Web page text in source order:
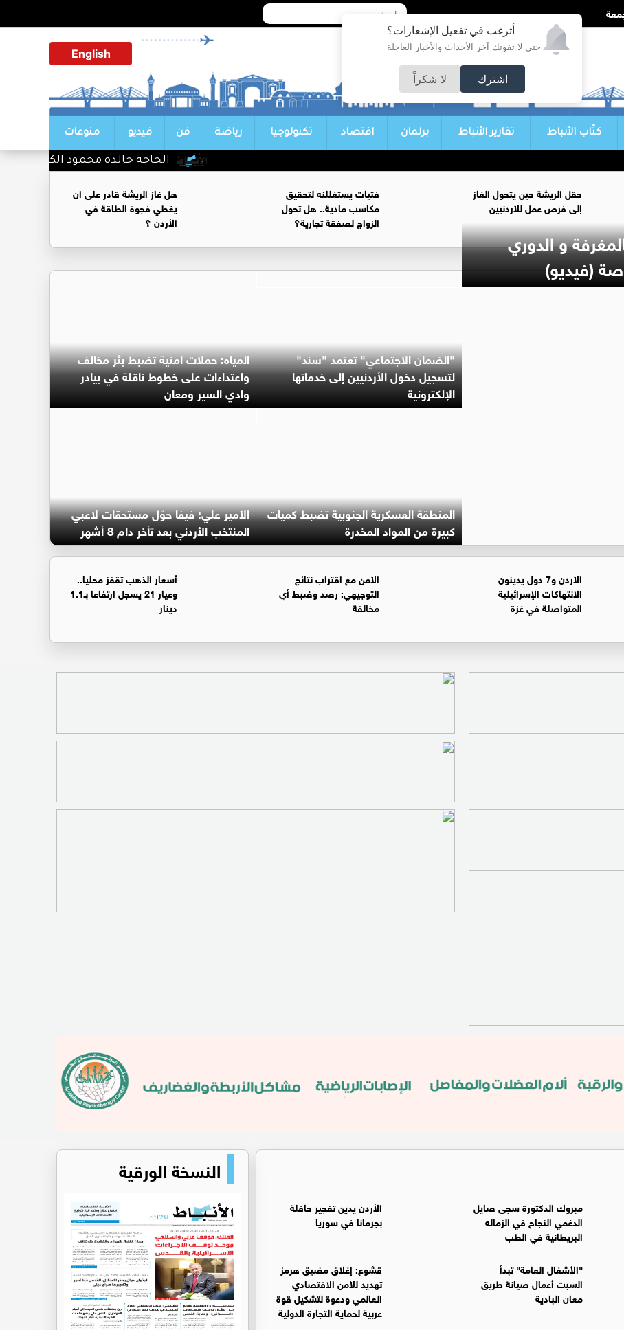
أترغب في تفعيل الإشعارات؟
حتى لا تفوتك آخر الأحداث والأخبار العاجلة
اشترك لا شكراً
English
كتّاب الأنباط تقارير الأنباط برلمان اقتصاد تكنولوجيا رياضة فن فيديو منوعات
الحاجة خالدة محمود الكرمي في ذمة الله
حقل الريشة حين يتحول الغاز
إلى فرص عمل للأردنيين
فتيات يستغللنه لتحقيق
مكاسب مادية.. هل تحول
الزواج لصفقة تجارية؟
هل غاز الريشة قادر على ان
يغطي فجوة الطاقة في
الأردن ؟
و الدوري
"الضمان الاجتماعي" تعتمد "سند"
لتسجيل دخول الأردنيين إلى خدماتها
الإلكترونية
المياه: حملات امنية تضبط بئر مخالف
واعتداءات على خطوط ناقلة في بيادر
وادي السير ومعان
المنطقة العسكرية الجنوبية تضبط كميات
كبيرة من المواد المخدرة
الأمير علي: فيفا حوّل مستحقات لاعبي
المنتخب الأردني بعد تأخر دام 8 أشهر
الأردن و7 دول يدينون
الانتهاكات الإسرائيلية
المتواصلة في غزة
الأمن مع اقتراب نتائج
التوجيهي: رصد وضبط أي
مخالفة
أسعار الذهب تقفز محليا..
وعيار 21 يسجل ارتفاعا بـ1.1
دينار
مبروك الدكتورة سجى صايل
الدغمي النجاح في الزماله
البريطانية في الطب
الأردن يدين تفجير حافلة
بجرمانا في سوريا
"الأشغال العامة" تبدأ
السبت أعمال صيانة طريق
معان البادية
قشوع: إغلاق مضيق هرمز
تهديد للأمن الاقتصادي
العالمي ودعوة لتشكيل قوة
عربية لحماية التجارة الدولية
النسخة الورقية